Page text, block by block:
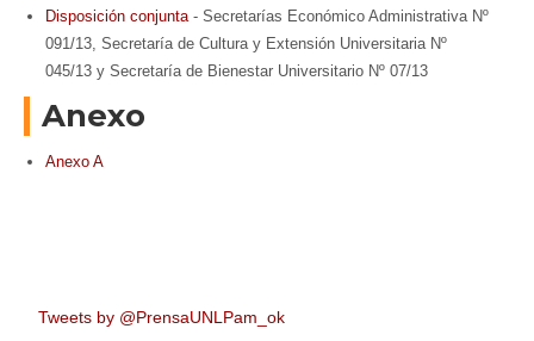
Seguínos en:
Disposición conjunta- Secretarías Económico Administrativa Nº
091/13, Secretaría de Cultura y Extensión Universitaria Nº
045/13 y Secretaría de Bienestar Universitario Nº 07/13
Anexo
Anexo A
Tweets by @PrensaUNLPam_ok